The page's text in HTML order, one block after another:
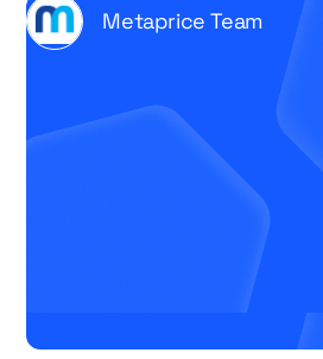
Metaprice Team